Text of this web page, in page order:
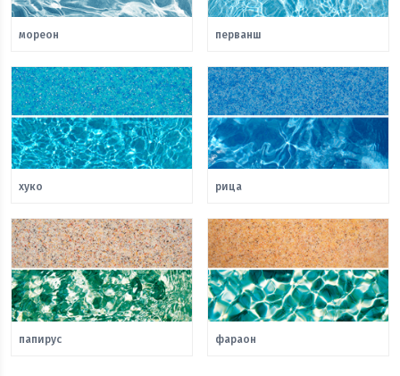
мореон перванш
хуко рица
папирус фараон